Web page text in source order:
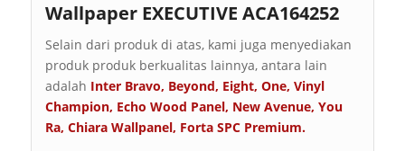
Wallpaper EXECUTIVE ACA164252
Selain dari produk di atas, kami juga menyediakan
produk produk berkualitas lainnya, antara lain
adalah Inter Bravo, Beyond, Eight, One, Vinyl
Champion, Echo Wood Panel, New Avenue, You
Ra, Chiara Wallpanel, Forta SPC Premium.